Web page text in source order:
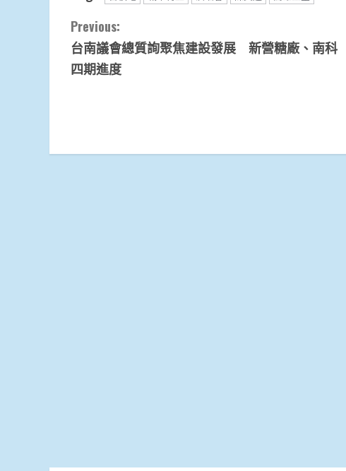
Continue
Reading
Previous:
台南議會總質詢聚焦建設發展 新營糖廠、南科
四期進度